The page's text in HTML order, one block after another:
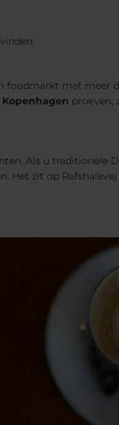
foodmarkt met meer
proeven,
Als u traditionele
Het zit op